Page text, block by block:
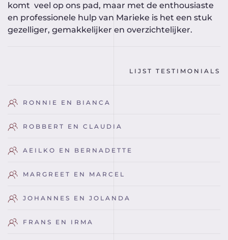
komt veel op ons pad, maar met de enthousiaste
en professionele hulp van Marieke is het een stuk
gezelliger, gemakkelijker en overzichtelijker.
LIJST TESTIMONIALS
RONNIE EN BIANCA
ROBBERT EN CLAUDIA
AEILKO EN BERNADETTE
MARGREET EN MARCEL
JOHANNES EN JOLANDA
FRANS EN IRMA